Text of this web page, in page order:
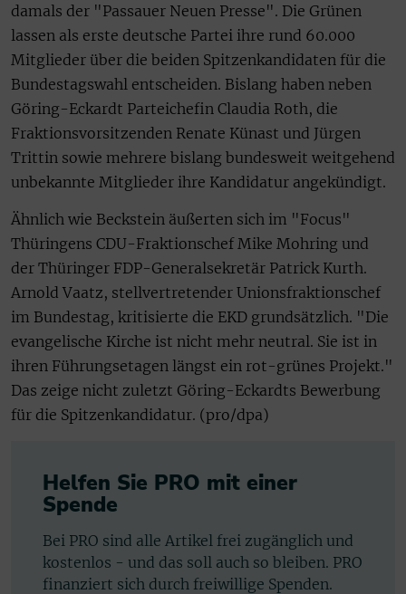
damals der "Passauer Neuen Presse". Die Grünen
lassen als erste deutsche Partei ihre rund 60.000
Mitglieder über die beiden Spitzenkandidaten für die
Bundestagswahl entscheiden. Bislang haben neben
Göring-Eckardt Parteichefin Claudia Roth, die
Fraktionsvorsitzenden Renate Künast und Jürgen
Trittin sowie mehrere bislang bundesweit weitgehend
unbekannte Mitglieder ihre Kandidatur angekündigt.
Ähnlich wie Beckstein äußerten sich im "Focus"
Thüringens CDU-Fraktionschef Mike Mohring und
der Thüringer FDP-Generalsekretär Patrick Kurth.
Arnold Vaatz, stellvertretender Unionsfraktionschef
im Bundestag, kritisierte die EKD grundsätzlich. "Die
evangelische Kirche ist nicht mehr neutral. Sie ist in
ihren Führungsetagen längst ein rot-grünes Projekt."
Das zeige nicht zuletzt Göring-Eckardts Bewerbung
für die Spitzenkandidatur. (pro/dpa)
Helfen Sie PRO mit einer
Spende
Bei PRO sind alle Artikel frei zugänglich und
kostenlos - und das soll auch so bleiben. PRO
finanziert sich durch freiwillige Spenden.